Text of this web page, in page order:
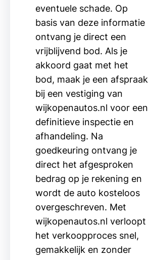
eventuele schade. Op
basis van deze informatie
ontvang je direct een
vrijblijvend bod. Als je
akkoord gaat met het
bod, maak je een afspraak
bij een vestiging van
wijkopenautos.nl voor een
definitieve inspectie en
afhandeling. Na
goedkeuring ontvang je
direct het afgesproken
bedrag op je rekening en
wordt de auto kosteloos
overgeschreven. Met
wijkopenautos.nl verloopt
het verkoopproces snel,
gemakkelijk en zonder